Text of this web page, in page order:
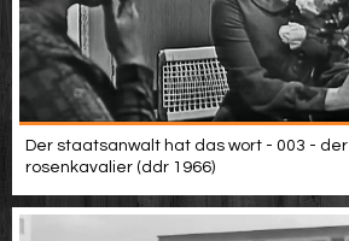
Der staatsanwalt hat das wort - 003 - der
rosenkavalier (ddr 1966)